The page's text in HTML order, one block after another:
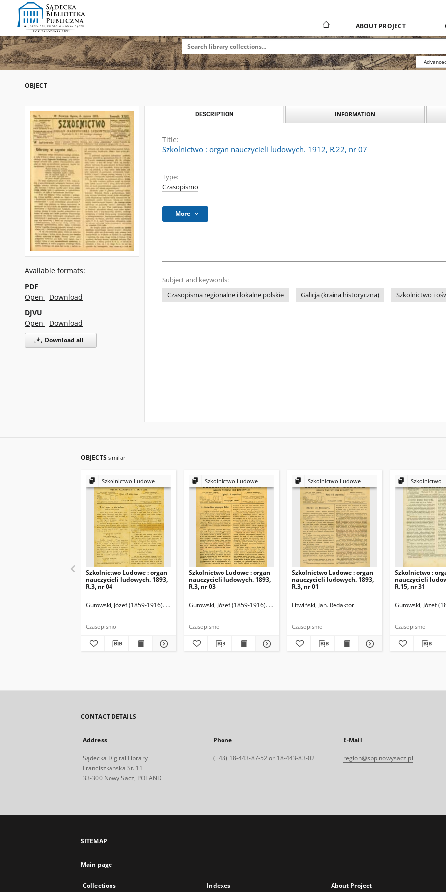
ABOUT PROJECT
OBJECT
Available formats:
PDF
Open
Download
DJVU
Open
Download
Download all
DESCRIPTION INFORMATION
Title:
Szkolnictwo : organ nauczycieli ludowych. 1912, R.22, nr 07
Type:
Czasopismo
More
Subject and keywords:
Czasopisma regionalne i lokalne polskie
Galicja (kraina historyczna) Szkolnictwo i
OBJECTS similar
Szkolnictwo Ludowe
Szkolnictwo Ludowe : organ
nauczycieli ludowych. 1893,
R.3, nr 04
Gutowski, Józef (1859-1916). Redaktor
Czasopismo
Szkolnictwo Ludowe
Szkolnictwo Ludowe : organ
nauczycieli ludowych. 1893,
R.3, nr 03
Gutowski, Józef (1859-1916). Redaktor
Czasopismo
Szkolnictwo Ludowe
Szkolnictwo Ludowe : organ
nauczycieli ludowych. 1893,
R.3, nr 01
Litwiński, Jan. Redaktor
Czasopismo
Szkolnictwo
Szkolnictwo :
nauczycieli
R.15, nr 31
Gutowski, Józef
Czasopismo
CONTACT DETAILS
Address
Sądecka Digital Library
Franciszkanska St. 11
33-300 Nowy Sacz, POLAND
Phone
(+48) 18-443-87-52 or 18-443-83-02
E-Mail
region@sbp.nowysacz.pl
SITEMAP
Main page
Collections Indexes About Project